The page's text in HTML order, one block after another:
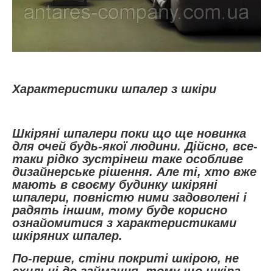
Характеристики шпалер з шкіри
Шкіряні шпалери поки що ще новинка
для очей будь-якої людини. Дійсно, все-
таки рідко зустрінеш таке особливе
дизайнерське рішення. Але ті, хто вже
мають в своєму будинку шкіряні
шпалери, повністю ними задоволені і
радять іншим, тому буде корисно
ознайомитися з характеристиками
шкіряних шпалер.
По-перше, стіни покриті шкірою, не